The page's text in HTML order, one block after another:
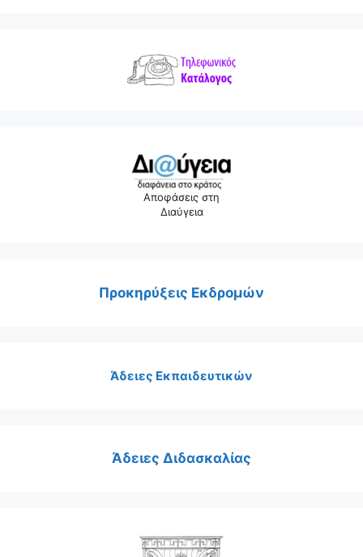
Αποφάσεις στη
Διαύγεια
Προκηρύξεις Εκδρομών
Άδειες Εκπαιδευτικών
Άδειες Διδασκαλίας